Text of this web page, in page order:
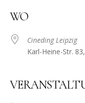
WO
Cineding Leipzig
Karl-Heine-Str.